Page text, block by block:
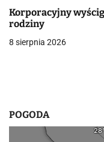
p
i
Korporacyjny
rodziny
8 sierpnia 2026
POGODA